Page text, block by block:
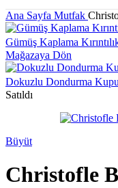
Ana Sayfa Mutfak
Gümüş Kaplama
Mağazaya Dön
Dokuzlu Dondurma Kupu
Satıldı
Büyüt
Christofle